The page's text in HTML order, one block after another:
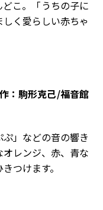
こ。「うちの子に
く愛らしい赤ちゃ
：駒形克己/福音館
ぷ」などの音の響き
レンジ、赤、青な
つけます。